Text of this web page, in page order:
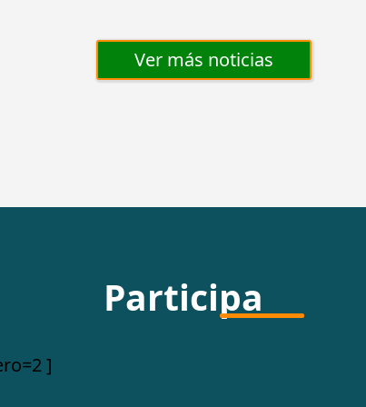
Ver más noticias
Participa
]